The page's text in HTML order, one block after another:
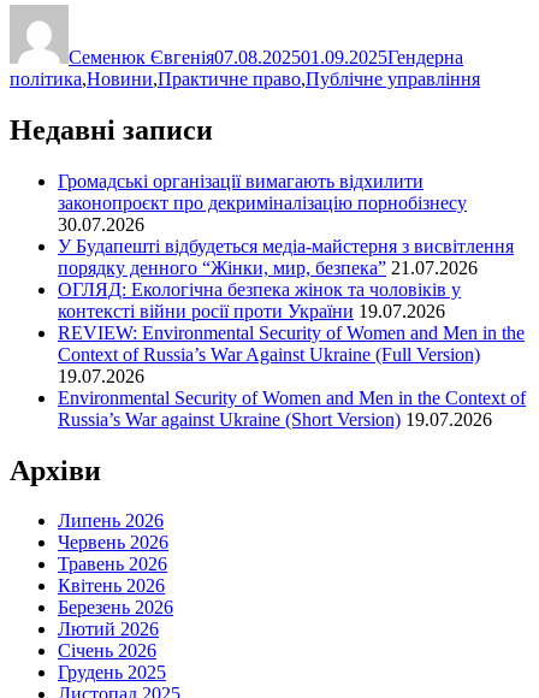
Семенюк Євгенія07.08.202501.09.2025Гендерна
політика,Новини,Практичне право,Публічне управління
Недавні записи
Громадські організації вимагають відхилити
законопроєкт про декриміналізацію порнобізнесу
30.07.2026
У Будапешті відбудеться медіа-майстерня з висвітлення
порядку денного “Жінки, мир, безпека” 21.07.2026
ОГЛЯД: Екологічна безпека жінок та чоловіків у
контексті війни росії проти України 19.07.2026
REVIEW: Environmental Security of Women and Men in the
Context of Russia’s War Against Ukraine (Full Version)
19.07.2026
Environmental Security of Women and Men in the Context of
Russia’s War against Ukraine (Short Version) 19.07.2026
Архіви
Липень 2026
Червень 2026
Травень 2026
Квітень 2026
Березень 2026
Лютий 2026
Січень 2026
Грудень 2025